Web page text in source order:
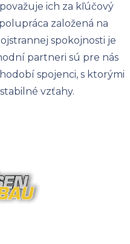
ich za kľúčový
založená na
spokojnosti je
partneri sú pre nás
spojenci, s ktorými
vzťahy.